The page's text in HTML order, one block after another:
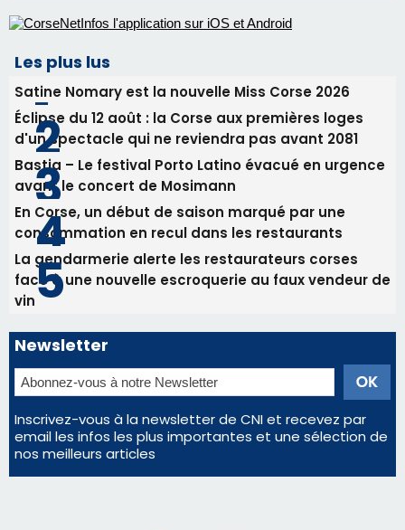
Les plus lus
Satine Nomary est la nouvelle Miss Corse 2026
Éclipse du 12 août : la Corse aux premières loges
d'un spectacle qui ne reviendra pas avant 2081
Bastia – Le festival Porto Latino évacué en urgence
avant le concert de Mosimann
En Corse, un début de saison marqué par une
consommation en recul dans les restaurants
La gendarmerie alerte les restaurateurs corses
face à une nouvelle escroquerie au faux vendeur de
vin
Newsletter
Inscrivez-vous à la newsletter de CNI et recevez par
email les infos les plus importantes et une sélection de
nos meilleurs articles